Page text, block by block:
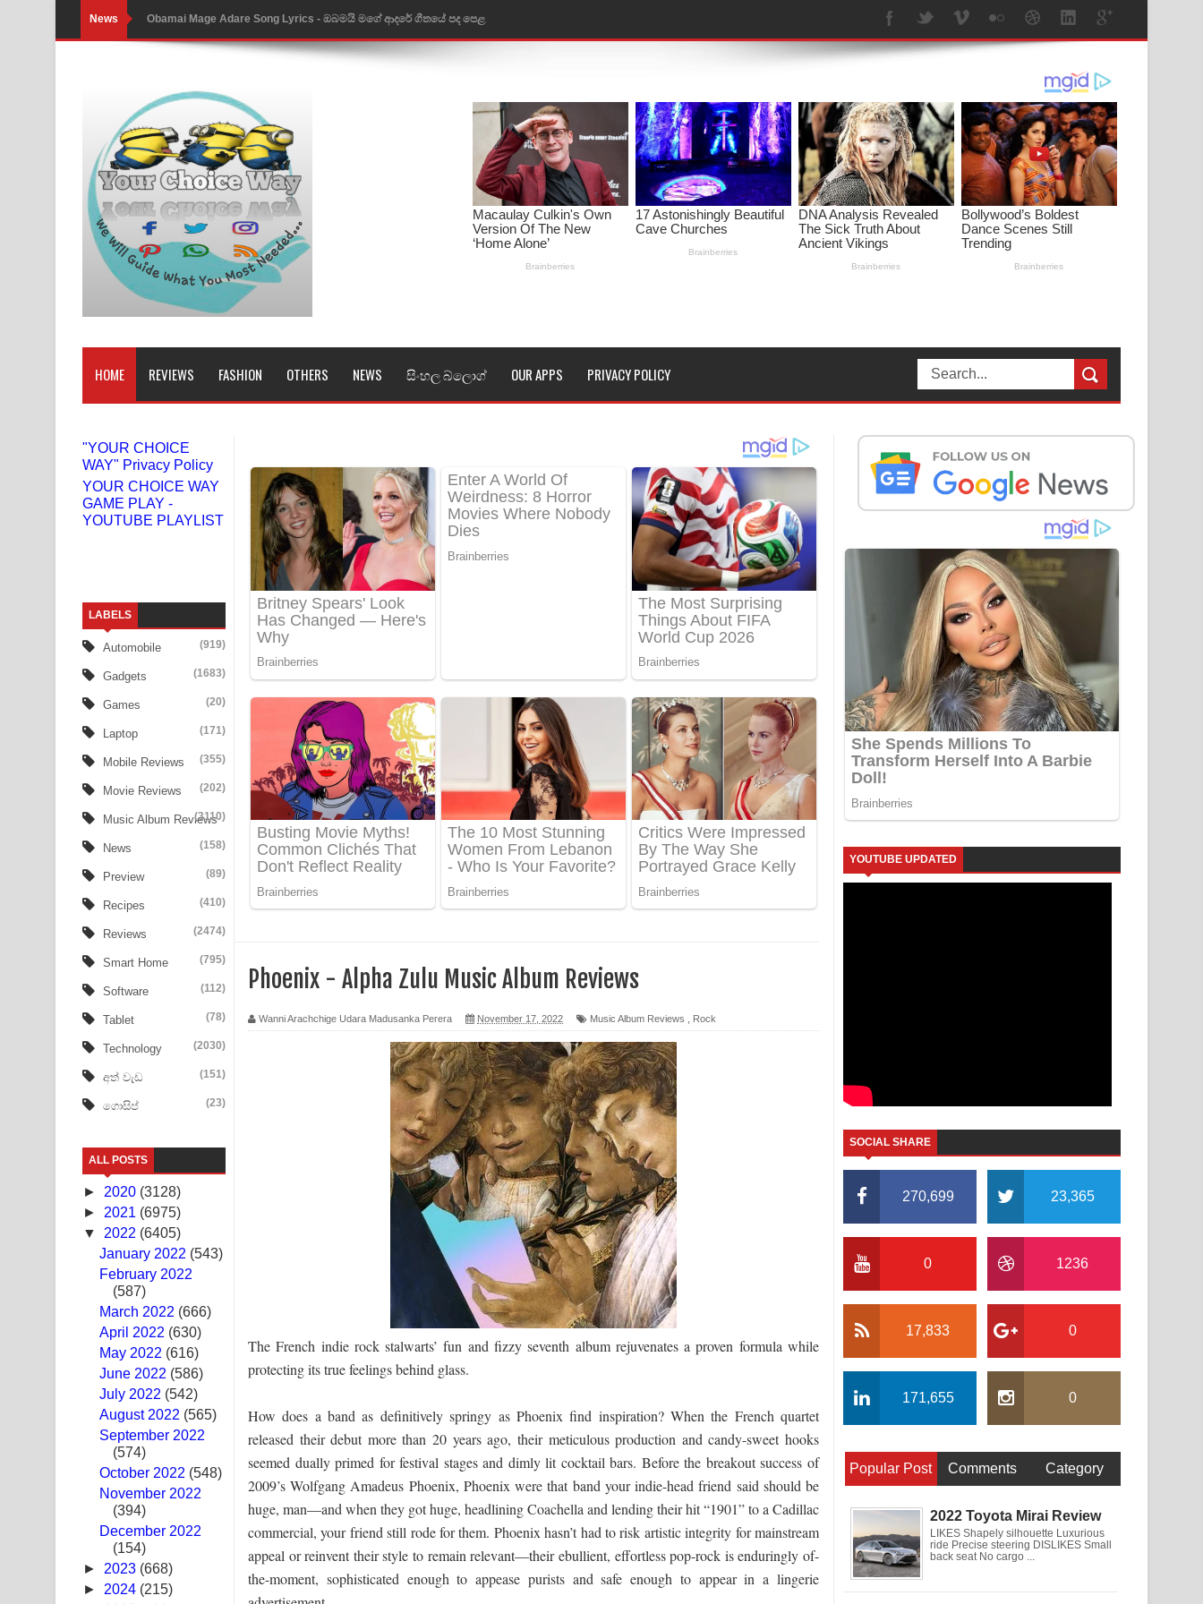
News Obamai Mage Adare Song Lyrics - ඔබමයි මගේ ආදරේ ගීතයේ පද පෙළ
Pansal Gihin Song Lyrics - පන්සල් ගිහිං ගීතයේ පද පෙළ
Ankeliya Song Lyrics - අංකෙළිය ගීතයේ පද පෙළ
DEAR GOD Song Lyrics - ඩියර් ගෝඩ් ගීතයේ පද පෙළ
MANAMALA KATHA Song Lyrics - මනමාල කතා ගීතයේ පද පෙළ
Dai Dai Lyrics - Shakira, Burna Boy | 2026 football world cup song lyrics
Lassana Amma Song Lyrics - ලස්සන අම්මා ගීතයේ පද පෙළ
Gemak Deela Song Lyrics - ගේමක් දීලා ගීතයේ පද පෙළ
Niwuna Numba Hinda Song Lyrics - නිවුනා නුඹ හින්දා ගීතයේ පද පෙළ
Benthara Palame Song Lyrics - බෙන්තර පාලමේ ගීතයේ පද පෙළ
Sanda Babalena Song Lyrics - සඳ බැබලෙන ගීතයේ පද පෙළ
Adare Wadi Nisa Song Lyrics - ආදරේ වැඩි නිසා ගීතයේ පද පෙළ
UNUHUMA Song Lyrics - උණුහුම ගීතයේ පද පෙළ
Katakara Song Lyrics - කටකාර ගීතයේ පද පෙළ
Tharu Yaye Dilena Song Lyrics - තරු යායේ දිලෙනා ගීතයේ පද පෙළ
Ow Man Sosa Song Lyrics - ඔව් මං සෝසා ගීතයේ පද පෙළ
Heavy Weight Song Lyrics
Aye Lanweela Song Lyrics - ආයේ ලංවීලා ගීතයේ පද පෙළ
Ala purannata Song Lyrics - ආල පුරන්නට ගීතයේ පද පෙළ
FEVER DREAM Lyrics - Alex Warren
PATHINIYE Song Lyrics - පතිනියනේ ගීතයේ පද පෙළ
Sorry Sir Song Lyrics - සොරි සර් ගීතයේ පද පෙළ
Mathaka Aluthin Liyanna Song Lyrics - මතක අලුතින් ලියන්න ගීතයේ පද පෙළ
Sandak Awith Song Lyrics - සඳක් ඇවිත් ගීතයේ පද පෙළ
Swetha Sande Song Lyrics - ශ්වේත සඳේ ගීතයේ පද පෙළ
Ma Igili Giya Lyrics - මා ඉගිලී ගියා ගීතයේ පද පෙළ
Ras Balan Song Lyrics - රැස් බලන් ගීතයේ පද පෙළ
Hoda sihiyen Song Lyrics - හොද සිහියෙන් ගීතයේ පද පෙළ
Awanken Song Lyrics - අවංකෙන් ගීතයේ පද පෙළ
Pemwanthiye Song Lyrics - පෙම්වන්තියේ ගීතයේ පද පෙළ
Manobhawa Song Lyrics - මනෝභව ගීතයේ පද පෙළ
Akahe Indala Song Lyrics - ආකාහේ ඉඳලා ගීතයේ පද පෙළ
Raawaya Song Lyrics - රාවය ගීතයේ පද පෙළ
Saddeta Denna Song Lyrics - සද්දෙට දෙන්න ගීතයේ පද පෙළ
Kaalaya Song Lyrics - කාලය ගීතයේ පද පෙළ
Aramuna Song Lyrics - අරමුණ ගීතයේ පද පෙළ
Sandata Duka Hithila Song Lyrics - සඳට දුක හිතිලා ගීතයේ පද පෙළ
HOME REVIEWS FASHION OTHERS NEWS සිංහල බ්ලොග් OUR APPS PRIVACY POLICY
"YOUR CHOICE
WAY" Privacy Policy
YOUR CHOICE WAY
GAME PLAY -
YOUTUBE PLAYLIST
LABELS
Automobile (919)
Gadgets (1683)
Games (20)
Laptop (171)
Mobile Reviews (355)
Movie Reviews (202)
Music Album Reviews
(3110)
News (158)
Preview (89)
Recipes (410)
Reviews (2474)
Smart Home (795)
Software (112)
Tablet (78)
Technology (2030)
අත් වැඩ (151)
ගොසිප් (23)
ALL POSTS
► 2020 (3128)
► 2021 (6975)
▼ 2022 (6405)
January 2022 (543)
February 2022
(587)
March 2022 (666)
April 2022 (630)
May 2022 (616)
June 2022 (586)
July 2022 (542)
August 2022 (565)
September 2022
(574)
October 2022 (548)
November 2022
(394)
December 2022
(154)
► 2023 (668)
► 2024 (215)
Phoenix - Alpha Zulu Music Album Reviews
Wanni Arachchige Udara Madusanka Perera November 17, 2022 Music Album Reviews Rock
The French indie rock stalwarts’ fun and fizzy seventh album rejuvenates a proven formula while
protecting its true feelings behind glass.
How does a band as definitively springy as Phoenix find inspiration? When the French quartet
released their debut more than 20 years ago, their meticulous production and candy-sweet hooks
seemed dually primed for festival stages and dimly lit cocktail bars. Before the breakout success of
2009’s Wolfgang Amadeus Phoenix, Phoenix were that band your indie-head friend said should be
huge, man—and when they got huge, headlining Coachella and lending their hit “1901” to a Cadillac
commercial, your friend still rode for them. Phoenix hasn’t had to risk artistic integrity for mainstream
appeal or reinvent their style to remain relevant—their ebullient, effortless pop-rock is enduringly of-
the-moment, sophisticated enough to appease purists and safe enough to appear in a lingerie
YOUTUBE UPDATED
SOCIAL SHARE
270,699 23,365
0 1236
17,833 0
171,655 0
Popular Post Comments Category
2022 Toyota Mirai Review
LIKES Shapely silhouette Luxurious
ride Precise steering DISLIKES Small
back seat No cargo ...